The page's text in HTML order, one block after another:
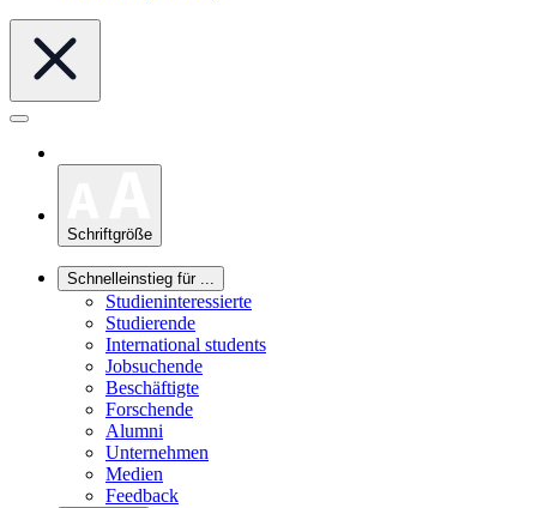
Schriftgröße
Schnelleinstieg für ...
Studieninteressierte
Studierende
International students
Jobsuchende
Beschäftigte
Forschende
Alumni
Unternehmen
Medien
Feedback